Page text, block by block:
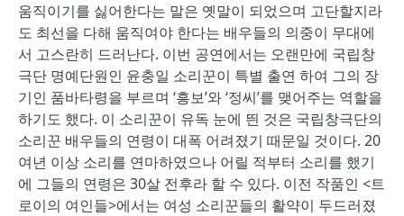
움직이기를 싫어한다는 말은 옛말이 되었으며 고단할지라
도 최선을 다해 움직여야 한다는 배우들의 의중이 무대에
서 고스란히 드러난다. 이번 공연에서는 오랜만에 국립창
극단 명예단원인 윤충일 소리꾼이 특별 출연 하여 그의 장
기인 품바타령을 부르며 ‘흥보’와 ‘정씨’를 맺어주는 역할을
하기도 했다. 이 소리꾼이 유독 눈에 띈 것은 국립창극단의
소리꾼 배우들의 연령이 대폭 어려졌기 때문일 것이다. 20
여년 이상 소리를 연마하였으나 어릴 적부터 소리를 했기
에 그들의 연령은 30살 전후라 할 수 있다. 이전 작품인 <트
로이의 여인들>에서는 여성 소리꾼들의 활약이 두드러졌